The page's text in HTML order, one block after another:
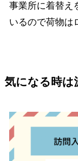
事業所に着替え
いるので荷物は
気になる時は